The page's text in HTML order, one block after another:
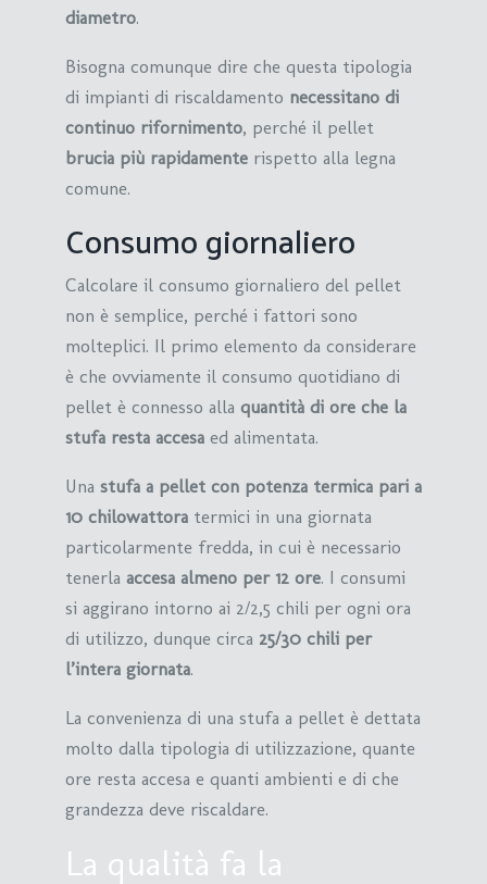
diametro.
Bisogna comunque dire che questa tipologia
di impianti di riscaldamento necessitano di
continuo rifornimento, perché il pellet
brucia più rapidamente rispetto alla legna
comune.
Consumo giornaliero
Calcolare il consumo giornaliero del pellet
non è semplice, perché i fattori sono
molteplici. Il primo elemento da considerare
è che ovviamente il consumo quotidiano di
pellet è connesso alla quantità di ore che la
stufa resta accesa ed alimentata.
Una stufa a pellet con potenza termica pari a
10 chilowattora termici in una giornata
particolarmente fredda, in cui è necessario
tenerla accesa almeno per 12 ore. I consumi
si aggirano intorno ai 2/2,5 chili per ogni ora
di utilizzo, dunque circa 25/30 chili per
l’intera giornata.
La convenienza di una stufa a pellet è dettata
molto dalla tipologia di utilizzazione, quante
ore resta accesa e quanti ambienti e di che
grandezza deve riscaldare.
La qualità fa la